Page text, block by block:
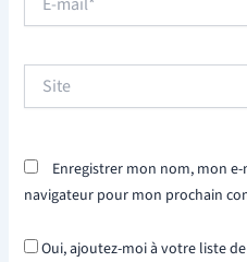
mail*
Site
Enregistrer mon nom, mon
navigateur pour mon prochain
Oui, ajoutez-moi à votre liste